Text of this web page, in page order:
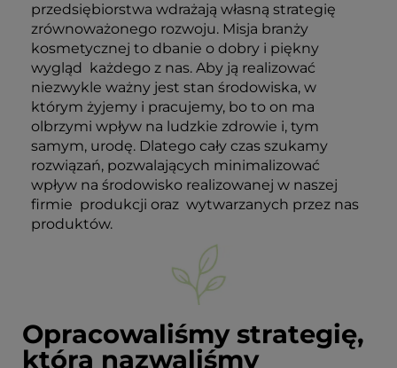
przedsiębiorstwa wdrażają własną strategię
zrównoważonego rozwoju. Misja branży
kosmetycznej to dbanie o dobry i piękny
wygląd
każdego z nas. Aby ją realizować
niezwykle ważny jest stan środowiska, w
którym żyjemy i pracujemy, bo to on ma
olbrzymi wpływ na ludzkie zdrowie i, tym
samym, urodę. Dlatego cały czas szukamy
rozwiązań, pozwalających minimalizować
wpływ na środowisko realizowanej w naszej
firmie produkcji oraz wytwarzanych przez nas
produktów.
Opracowaliśmy strategię,
którą nazwaliśmy